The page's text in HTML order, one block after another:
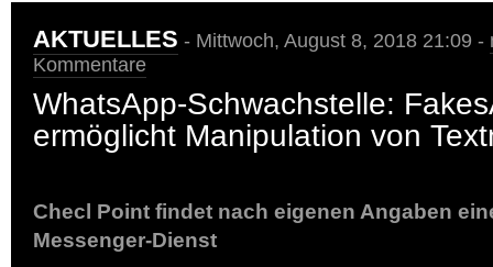
AKTUELLES - Mittwoch, August 8, 2018 21:09 -
Kommentare
WhatsApp-Schwachstelle:
ermöglicht Manipulation von
Checl Point findet nach eigenen Angaben
Messenger-Dienst